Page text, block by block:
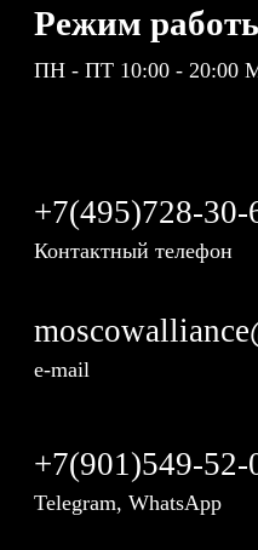
Режим
ПН - ПТ 10:00 - 20:00
+7(495)728-30-
Контактный телефон
e-mail
+7(901)549-52-
Telegram, WhatsApp